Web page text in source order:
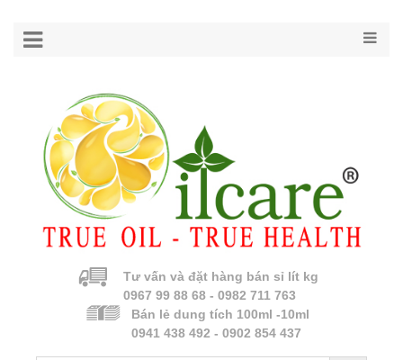
Tư vấn và đặt hàng bán sỉ lít kg
0967 99 88 68 - 0982 711 763
Bán lẻ dung tích 100ml -10ml
0941 438 492 - 0902 854 437